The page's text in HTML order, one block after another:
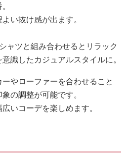
い抜け感が出ます。
ャツと組み合わせるとリラック
識したカジュアルスタイルに。
やローファーを合わせること
の調整が可能です。
いコーデを楽しめます。